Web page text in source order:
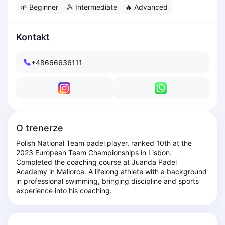
Dabrowa Gornicza
Gdynia
Kielce
Kościerzyna
Krakow
Legionowo
Lodz
Lublin
Nowy Sącz
🌱 Beginner 🎾 Intermediate 🔥 Advanced
Kontakt
+48666636111
O trenerze
Polish National Team padel player, ranked 10th at the
2023 European Team Championships in Lisbon.
Completed the coaching course at Juanda Padel
Academy in Mallorca. A lifelong athlete with a background
in professional swimming, bringing discipline and sports
experience into his coaching.